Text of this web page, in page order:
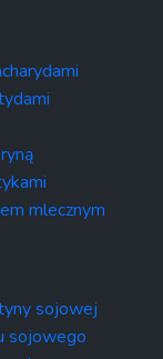
mlecznym
sojowej
sojowego